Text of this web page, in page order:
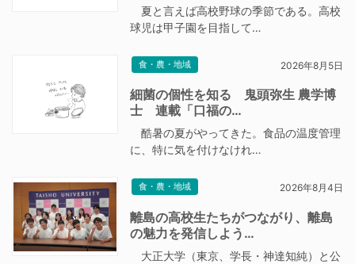
夏と言えば高校野球の季節である。高校
球児は甲子園を目指して…
食・農・地域 2026年8月5日
細菌の個性を知る 鬼頭弥生 農学博
士 連載「口福の…
酷暑の夏がやってきた。食品の温度管理
に、特に気を付けなけれ…
食・農・地域 2026年8月4日
離島の高校生たちがつながり、離島
の魅力を発信しよう…
大正大学（東京、学長・神達知純）と公